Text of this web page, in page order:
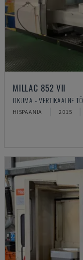
MILLAC 852 VII
OKUMA - VERTIKAALNE
HISPAANIA 2015